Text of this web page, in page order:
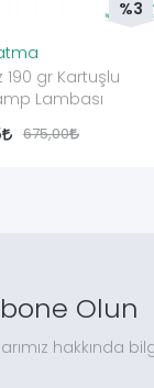
190 gr Kartuşlu
Lambası
675,00
%3
Olun
hakkında